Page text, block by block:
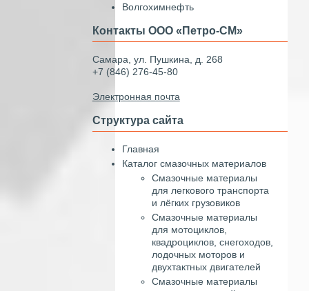
Волгохимнефть
Контакты ООО «Петро-СМ»
Самара, ул. Пушкина, д. 268
+7 (846) 276-45-80
Электронная почта
Структура сайта
Главная
Каталог смазочных материалов
Смазочные материалы
для легкового транспорта
и лёгких грузовиков
Смазочные материалы
для мотоциклов,
квадроциклов, снегоходов,
лодочных моторов и
двухтактных двигателей
Смазочные материалы